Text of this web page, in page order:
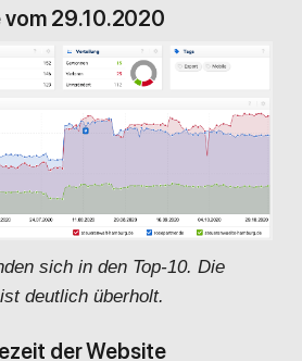
vom 29.10.2020
sich in den Top-10. Die
deutlich überholt.
der Website